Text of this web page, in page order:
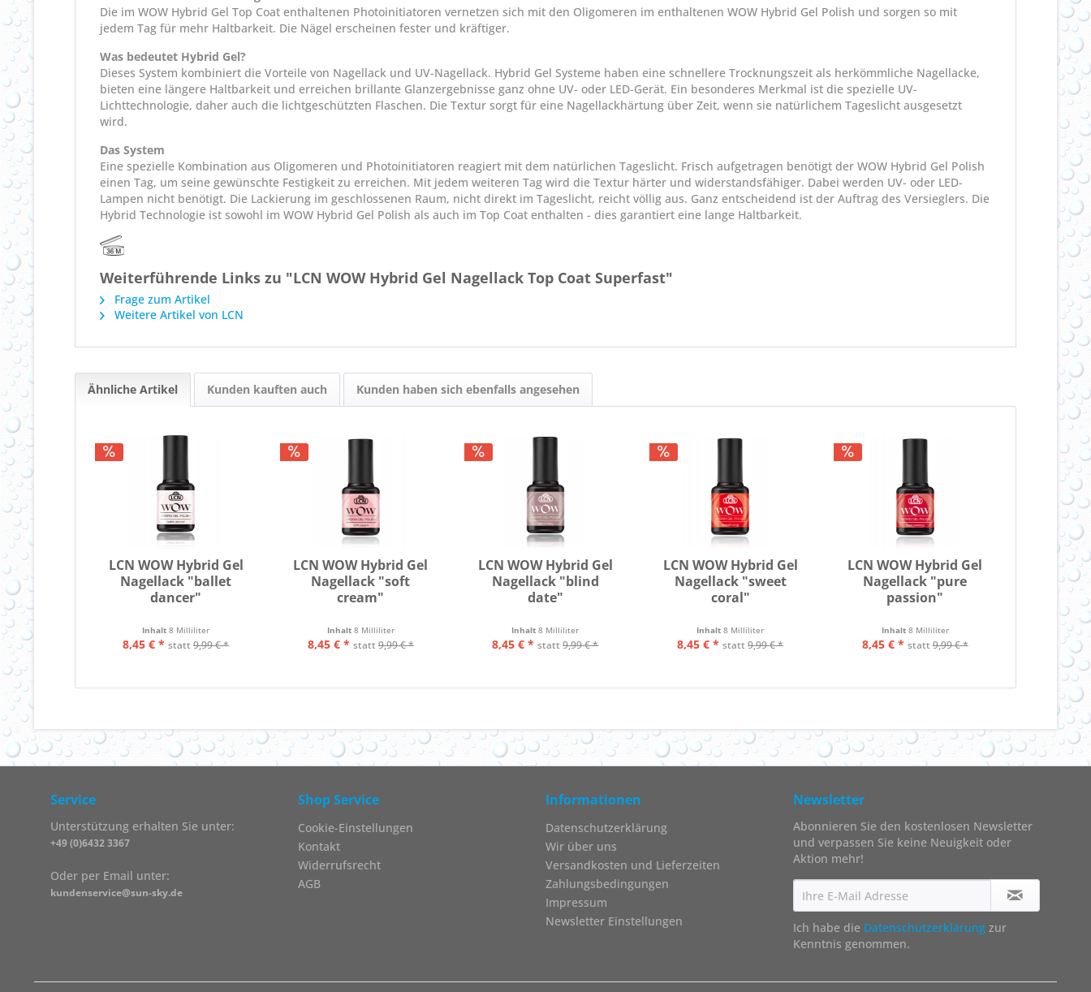
Die im WOW Hybrid Gel Top Coat enthaltenen Photoinitiatoren vernetzen sich mit den Oligomeren im enthaltenen WOW Hybrid Gel Polish und sorgen so mit
jedem Tag für mehr Haltbarkeit. Die Nägel erscheinen fester und kräftiger.
Was bedeutet Hybrid Gel?
Dieses System kombiniert die Vorteile von Nagellack und UV-Nagellack. Hybrid Gel Systeme haben eine schnellere Trocknungszeit als herkömmliche Nagellacke,
bieten eine längere Haltbarkeit und erreichen brillante Glanzergebnisse ganz ohne UV- oder LED-Gerät. Ein besonderes Merkmal ist die spezielle UV-
Lichttechnologie, daher auch die lichtgeschützten Flaschen. Die Textur sorgt für eine Nagellackhärtung über Zeit, wenn sie natürlichem Tageslicht ausgesetzt
wird.
Das System
Eine spezielle Kombination aus Oligomeren und Photoinitiatoren reagiert mit dem natürlichen Tageslicht. Frisch aufgetragen benötigt der WOW Hybrid Gel Polish
einen Tag, um seine gewünschte Festigkeit zu erreichen. Mit jedem weiteren Tag wird die Textur härter und widerstandsfähiger. Dabei werden UV- oder LED-
Lampen nicht benötigt. Die Lackierung im geschlossenen Raum, nicht direkt im Tageslicht, reicht völlig aus. Ganz entscheidend ist der Auftrag des Versieglers. Die
Hybrid Technologie ist sowohl im WOW Hybrid Gel Polish als auch im Top Coat enthalten - dies garantiert eine lange Haltbarkeit.
Weiterführende Links zu "LCN WOW Hybrid Gel Nagellack Top Coat Superfast"
Frage zum Artikel
Weitere Artikel von LCN
Ähnliche Artikel Kunden kauften auch Kunden haben sich ebenfalls angesehen
LCN WOW Hybrid Gel
Nagellack "ballet
dancer"
Inhalt8 Milliliter
8,45 € * statt9,99 € *
LCN WOW Hybrid Gel
Nagellack "soft
cream"
Inhalt 8 Milliliter
8,45 € * statt 9,99 € *
LCN WOW Hybrid Gel
Nagellack "blind
date"
Inhalt8 Milliliter
8,45 € * statt9,99 € *
LCN WOW Hybrid Gel
Nagellack "sweet
coral"
Inhalt8 Milliliter
8,45 € * statt9,99 € *
LCN WOW Hybrid Gel
Nagellack "pure
passion"
Inhalt 8 Milliliter
8,45 € * statt9,99 € *
Service
Unterstützung erhalten Sie unter:
+49 (0)6432 3367
Oder per Email unter:
kundenservice@sun-sky.de
Shop Service
Cookie-Einstellungen
Kontakt
Widerrufsrecht
AGB
Informationen
Datenschutzerklärung
Wir über uns
Versandkosten und Lieferzeiten
Zahlungsbedingungen
Impressum
Newsletter Einstellungen
Newsletter
Abonnieren Sie den kostenlosen Newsletter
und verpassen Sie keine Neuigkeit oder
Aktion mehr!
Ich habe die Datenschutzerklärung zur
Kenntnis genommen.